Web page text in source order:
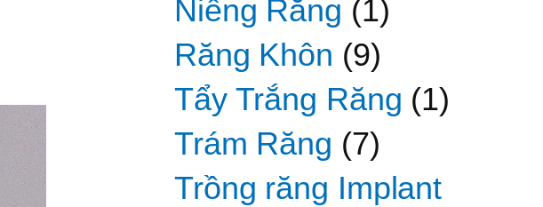
Niềng Răng (1)
Răng Khôn (9)
Tẩy Trắng Răng (1)
Trám Răng (7)
Trồng răng Implant